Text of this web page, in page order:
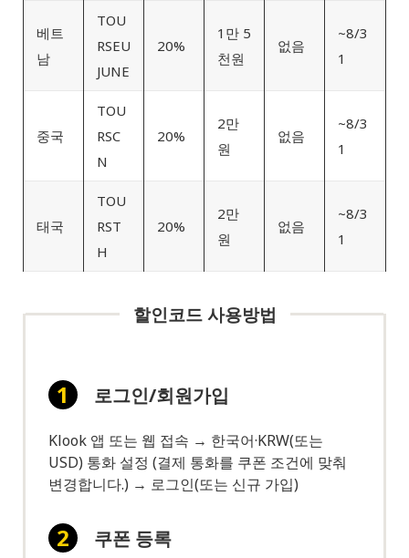
베트
남
TOU
RSEU
JUNE
20%
1만 5
천원
없음
~8/3
1
중국
TOU
RSC
N
20%
2만
원
없음
~8/3
1
태국
TOU
RST
H
20%
2만
원
없음
~8/3
1
할인코드 사용방법
로그인/회원가입
Klook 앱 또는 웹 접속 → 한국어·KRW(또는
USD) 통화 설정 (결제 통화를 쿠폰 조건에 맞춰
변경합니다.) → 로그인(또는 신규 가입)
쿠폰 등록